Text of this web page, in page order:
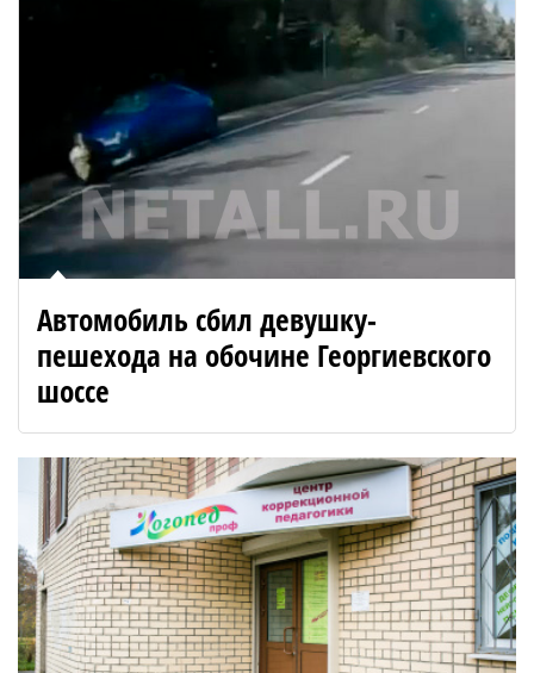
Автомобиль сбил девушку-
пешехода на обочине Георгиевского
шоссе